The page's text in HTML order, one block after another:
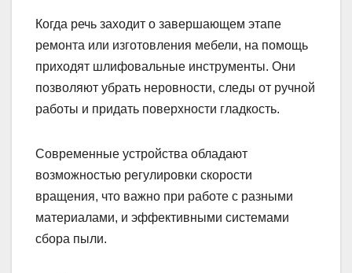
Когда речь заходит о завершающем этапе
ремонта или изготовления мебели, на помощь
приходят шлифовальные инструменты. Они
позволяют убрать неровности, следы от ручной
работы и придать поверхности гладкость.
Современные устройства обладают
возможностью регулировки скорости
вращения, что важно при работе с разными
материалами, и эффективными системами
сбора пыли.